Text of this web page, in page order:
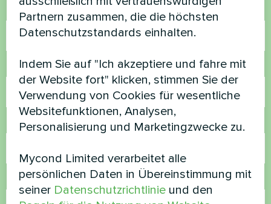
Name
Rufnummer
E-Mail
Kommentar
Partnern zusammen, die die höchsten
Datenschutzstandards einhalten.
Indem Sie auf "Ich akzeptiere und fahre mit
der Website fort" klicken, stimmen Sie der
Verwendung von Cookies für wesentliche
Websitefunktionen, Analysen,
Personalisierung und Marketingzwecke zu.
Mycond Limited verarbeitet alle
persönlichen Daten in Übereinstimmung mit
seiner Datenschutzrichtlinie und den